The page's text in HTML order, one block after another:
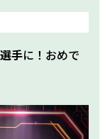
手に！おめで